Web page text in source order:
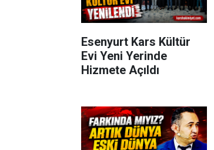
Esenyurt Kars Kültür
Evi Yeni Yerinde
Hizmete Açıldı